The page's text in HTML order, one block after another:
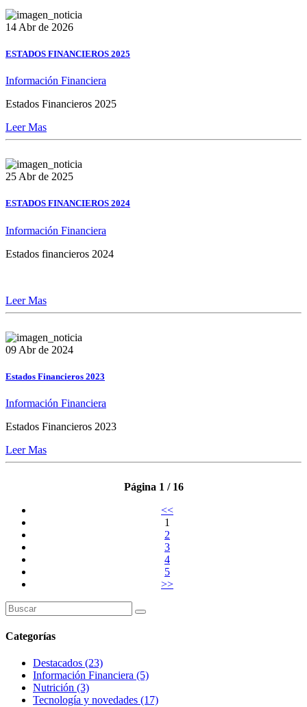
14 Abr de 2026
ESTADOS FINANCIEROS 2025
Información Financiera
Estados Financieros 2025
Leer Mas
25 Abr de 2025
ESTADOS FINANCIEROS 2024
Información Financiera
Estados financieros 2024
Leer Mas
09 Abr de 2024
Estados Financieros 2023
Información Financiera
Estados Financieros 2023
Leer Mas
Página 1 / 16
<<
1
2
3
4
5
>>
Categorías
Destacados (23)
Información Financiera (5)
Nutrición (3)
Tecnología y novedades (17)